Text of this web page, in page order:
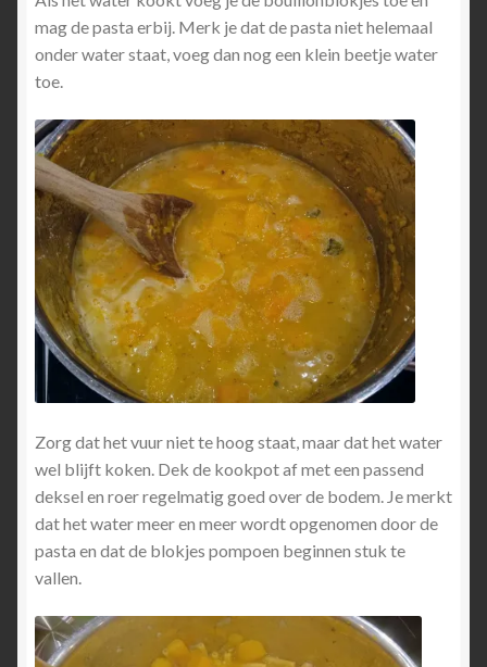
mag de pasta erbij. Merk je dat de pasta niet helemaal
onder water staat, voeg dan nog een klein beetje water
toe.
Zorg dat het vuur niet te hoog staat, maar dat het water
wel blijft koken. Dek de kookpot af met een passend
deksel en roer regelmatig goed over de bodem. Je merkt
dat het water meer en meer wordt opgenomen door de
pasta en dat de blokjes pompoen beginnen stuk te
vallen.